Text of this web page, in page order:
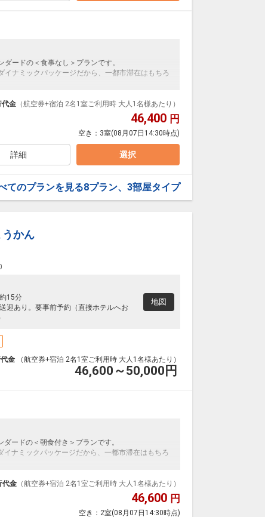
ードの＜食事なし＞プランです。
イナミックパッケージだから、一都市滞在はもちろ
50%貯まります。
代金 （航空券+宿泊 2名1室ご利用時 大人1名様あたり）
46,400 円
空き： 3室(08月07日14:30時点)
詳細 選択
てのプランを見る8プラン、3部屋タイプ
かん
15分
迎あり。要事前予約（直接ホテルへお
地図
金 （航空券+宿泊 2名1室ご利用時 大人1名様あたり）
46,600～50,000 円
ードの＜朝食付き＞プランです。
ナミックパッケージだから、一都市滞在はもちろ
50%貯まります。
品以上の和洋バイキング形式です。
代金 （航空券+宿泊 2名1室ご利用時 大人1名様あたり）
46,600 円
空き： 2室(08月07日14:30時点)